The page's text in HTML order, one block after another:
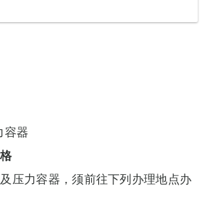
容器
压力容器，须前往下列办理地点办